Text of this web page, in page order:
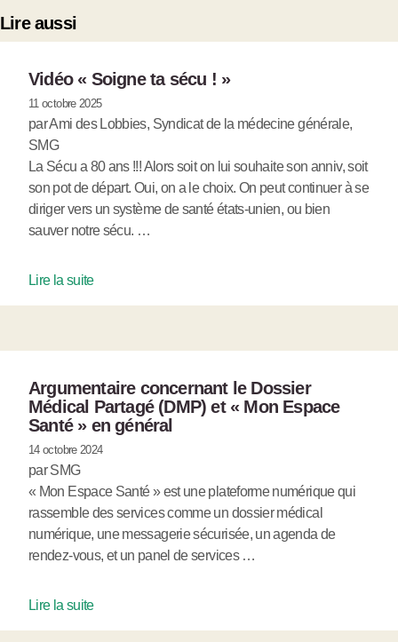
Lire aussi
Vidéo « Soigne ta sécu ! »
11 octobre 2025
par Ami des Lobbies, Syndicat de la médecine générale,
SMG
La Sécu a 80 ans !!! Alors soit on lui souhaite son anniv, soit
son pot de départ. Oui, on a le choix. On peut continuer à se
diriger vers un système de santé états-unien, ou bien
sauver notre sécu. …
Lire la suite
Argumentaire concernant le Dossier
Médical Partagé (DMP) et « Mon Espace
Santé » en général
14 octobre 2024
par SMG
« Mon Espace Santé » est une plateforme numérique qui
rassemble des services comme un dossier médical
numérique, une messagerie sécurisée, un agenda de
rendez-vous, et un panel de services …
Lire la suite